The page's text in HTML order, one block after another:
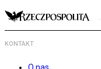
KONTAKT